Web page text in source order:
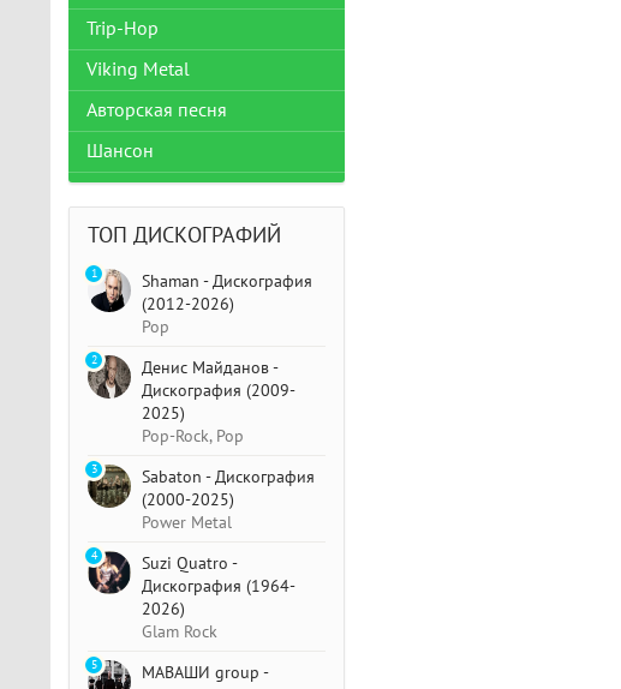
Trip-Hop
Viking Metal
Авторская песня
Шансон
ТОП ДИСКОГРАФИЙ
Shaman - Дискография
(2012-2026)
Pop
1
Денис Майданов -
Дискография (2009-
2025)
Pop-Rock, Pop
2
Sabaton - Дискография
(2000-2025)
Power Metal
3
Suzi Quatro -
Дискография (1964-
2026)
Glam Rock
4
МАВАШИ group -
5